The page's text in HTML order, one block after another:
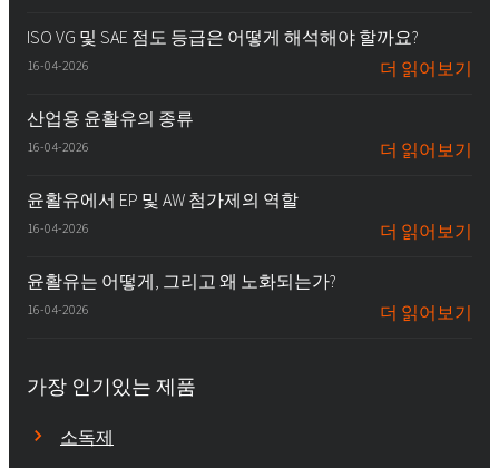
ISO VG 및 SAE 점도 등급은 어떻게 해석해야 할까요?
16-04-2026 더 읽어보기
산업용 윤활유의 종류
16-04-2026 더 읽어보기
윤활유에서 EP 및 AW 첨가제의 역할
16-04-2026 더 읽어보기
윤활유는 어떻게, 그리고 왜 노화되는가?
16-04-2026 더 읽어보기
가장 인기있는 제품
소독제